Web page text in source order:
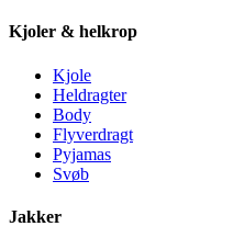
Kjoler & helkrop
Kjole
Heldragter
Body
Flyverdragt
Pyjamas
Svøb
Jakker